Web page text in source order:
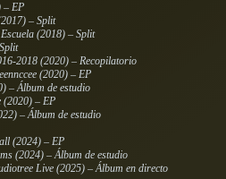
– EP
– Split
(2018) – Split
2018 (2020) – Recopilatorio
(2020) – EP
– Álbum de estudio
– EP
– Álbum de estudio
(2024) – EP
(2024) – Álbum de estudio
Live (2025) – Álbum en directo